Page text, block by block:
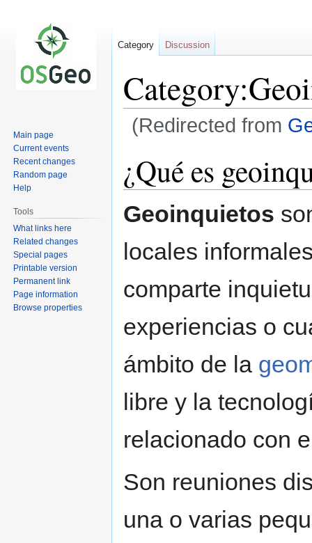
(Redirected from
to
navigation
to
search
¿Qué es
Geoinquietos
locales
comparte
experiencias o
ámbito de la
libre y la
relacionado con
Son reuniones
una o varias
Category Discussion
Main page
Current events
Recent changes
Random page
Help
Tools
What links here
Related changes
Special pages
Printable version
Permanent link
Page information
Browse properties